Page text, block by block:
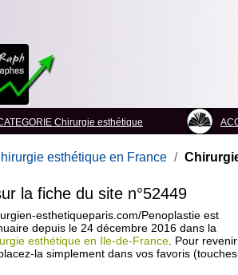
Chirurgie esthétique
esthétique en France /
la fiche du site n°52449
esthetiqueparis.com/Penoplastie est
depuis le 24 décembre 2016 dans la
esthétique en Ile-de-France . Pour revenir
la simplement dans vos favoris (touches